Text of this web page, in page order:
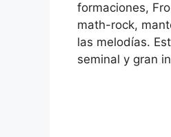
formaciones,
math-rock,
las melodías.
seminal y gran